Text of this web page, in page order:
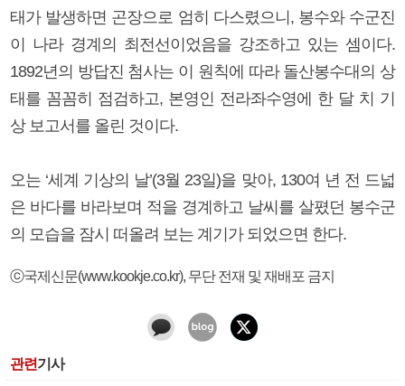
태가 발생하면 곤장으로 엄히 다스렸으니, 봉수와 수군진
이 나라 경계의 최전선이었음을 강조하고 있는 셈이다.
1892년의 방답진 첨사는 이 원칙에 따라 돌산봉수대의 상
태를 꼼꼼히 점검하고, 본영인 전라좌수영에 한 달 치 기
상 보고서를 올린 것이다.
오는 ‘세계 기상의 날’(3월 23일)을 맞아, 130여 년 전 드넓
은 바다를 바라보며 적을 경계하고 날씨를 살폈던 봉수군
의 모습을 잠시 떠올려 보는 계기가 되었으면 한다.
ⓒ국제신문(www.kookje.co.kr), 무단 전재 및 재배포 금지
관련기사